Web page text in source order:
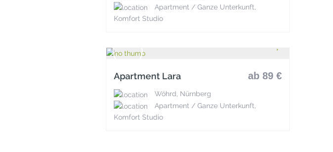
Apartment / Ganze Unterkunft,
Komfort Studio
ab 89 €
Apartment Lara
Wöhrd, Nürnberg
Apartment / Ganze Unterkunft,
Komfort Studio